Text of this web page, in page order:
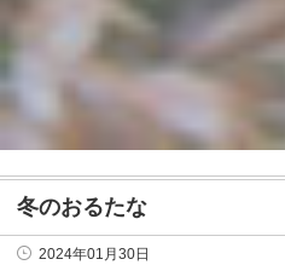
冬のおるたな
2024年01月30日